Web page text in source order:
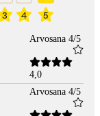
3 4 5
Arvosana 4/5
4,0
Arvosana 4/5